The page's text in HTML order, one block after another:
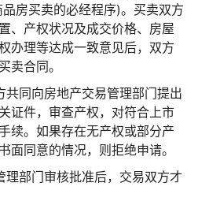
房买卖的必经程序)。买卖双方
、产权状况及成交价格、房屋
办理等达成一致意见后，双方
卖合同。
共同向房地产交易管理部门提出
证件，审查产权，对符合上市
续。如果存在无产权或部分产
面同意的情况，则拒绝申请。
理部门审核批准后，交易双方才